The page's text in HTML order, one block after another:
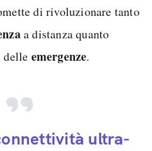
di rivoluzionare tanto
a distanza quanto
delle emergenze.
ultra-